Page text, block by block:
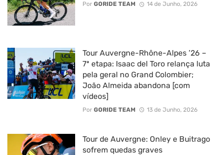
Por GORIDE TEAM 14 de Junho, 2026
Tour Auvergne-Rhône-Alpes ’26 –
7ª etapa: Isaac del Toro relança luta
pela geral no Grand Colombier;
João Almeida abandona [com
vídeos]
Por GORIDE TEAM 13 de Junho, 2026
Tour de Auvergne: Onley e Buitrago
sofrem quedas graves